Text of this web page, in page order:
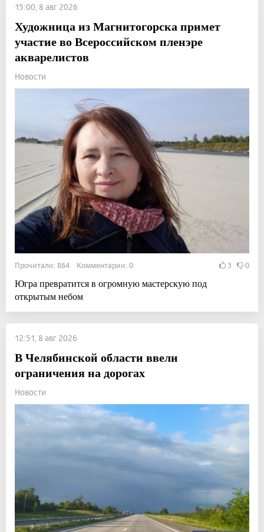
15:00, 8 авг 2026
Художница из Магнитогорска примет
участие во Всероссийском пленэре
акварелистов
Новости
Прочитали: 864 Комментарии: 0 3 0
Югра превратится в огромную мастерскую под
открытым небом
12:51, 8 авг 2026
В Челябинской области ввели
ограничения на дорогах
Новости